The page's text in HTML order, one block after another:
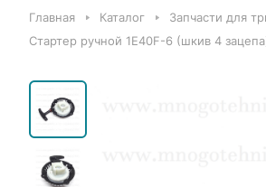
Главная Каталог Запчасти для
Стартер ручной 1E40F-6 (шкив 4